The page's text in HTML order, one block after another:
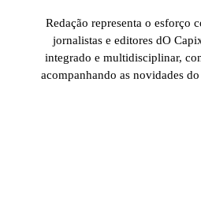
Redação representa o esforço
jornalistas e editores dO
integrado e multidisciplinar,
acompanhando as novidades